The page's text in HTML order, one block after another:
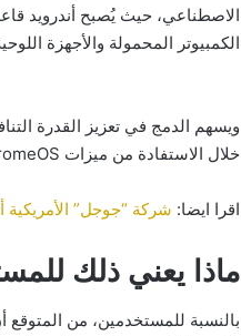
الاصطناعي، حيث يُصبح أندرويد
الكمبيوتر المحمولة والأجهزة
خلال الاستفادة من ميزات ChromeOS المُحسّنة للمس والمُركزة على الإنتاجية.
اقرا ايضا: شركة “جوجل”
ماذا يعني ذلك
بالنسبة للمستخدمين، من المتوقع